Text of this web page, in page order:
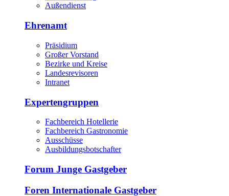
Außendienst
Ehrenamt
Präsidium
Großer Vorstand
Bezirke und Kreise
Landesrevisoren
Intranet
Expertengruppen
Fachbereich Hotellerie
Fachbereich Gastronomie
Ausschüsse
Ausbildungsbotschafter
Forum Junge Gastgeber
Foren Internationale Gastgeber